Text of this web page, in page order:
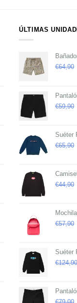
ÚLTIMAS
€64,90
€59,90
Suéter
€65,90
€44,90
€57,90
Suéter
€124,90